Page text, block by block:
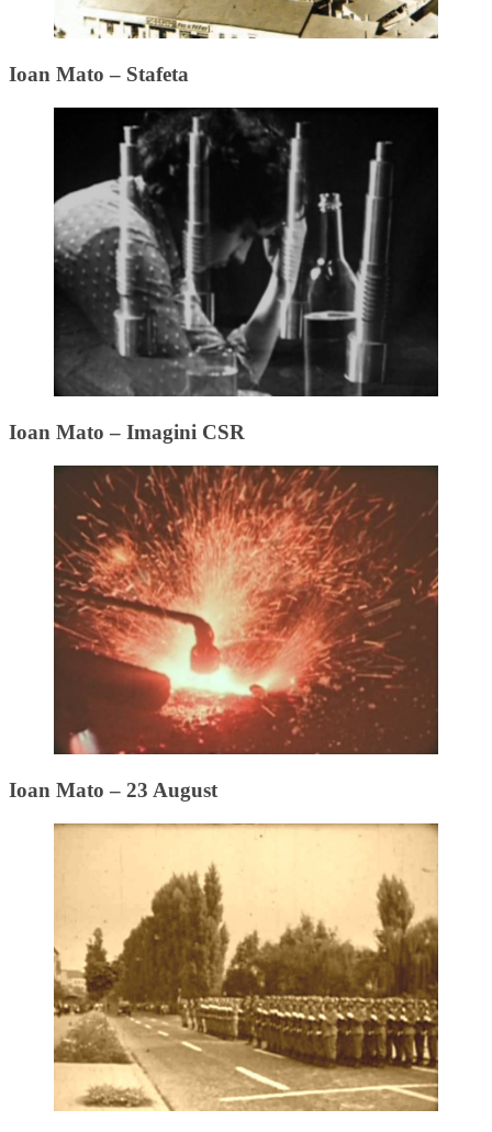
Ioan Mato – Stafeta
Ioan Mato – Imagini CSR
Ioan Mato – 23 August